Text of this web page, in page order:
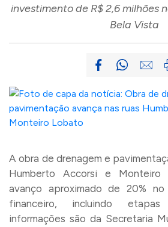
investimento de R$ 2,6 milhões
Bela Vista
A obra de drenagem e
Humberto Accorsi e
avanço aproximado de 20% no
financeiro, incluindo
informações são da Secretaria